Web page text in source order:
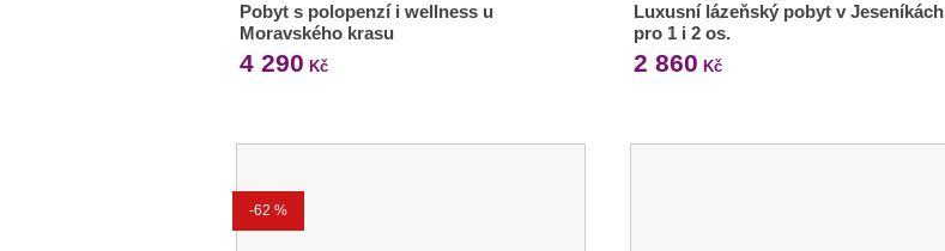
Pobyt s polopenzí i wellness u
Moravského krasu
4 290 Kč
Luxusní lázeňský pobyt v Jeseníkách
pro 1 i 2 os.
2 860 Kč
-62 %